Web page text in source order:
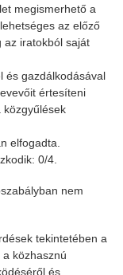
megismerhető a
az előző
az iratokból saját
és gazdálkodásával
értesíteni
közgyűlések
elfogadta.
0/4.
nem
tekintetében a
közhasznú
és